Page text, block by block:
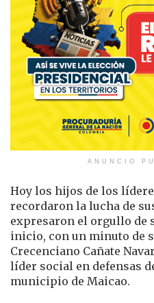
ANUNCIO
Hoy los hijos de los
recordaron la lucha de
expresaron el orgullo de
inicio, con un minuto de
Crecenciano Cañate
líder social en defensas
municipio de Maicao.